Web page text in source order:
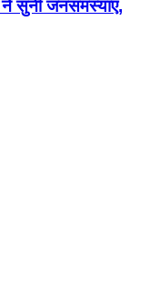
ने सुनी जनसमस्याएं,